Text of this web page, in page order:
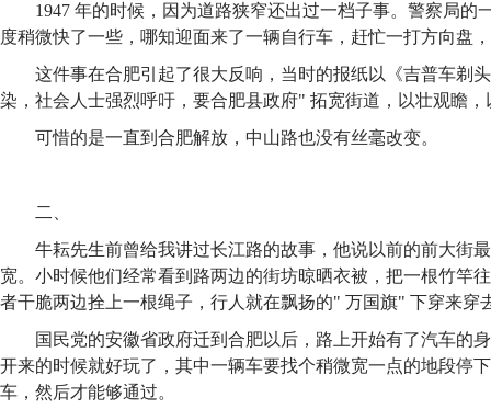
1947 年的时候，因为道路狭窄还出过一档子事。警察局的
度稍微快了一些，哪知迎面来了一辆自行车，赶忙一打方向盘
这件事在合肥引起了很大反响，当时的报纸以《吉普车剃
染，社会人士强烈呼吁，要合肥县政府" 拓宽街道，以壮观瞻
可惜的是一直到合肥解放，中山路也没有丝毫改变。
二、
牛耘先生前曾给我讲过长江路的故事，他说以前的前大街
宽。小时候他们经常看到路两边的街坊晾晒衣被，把一根竹竿
者干脆两边拴上一根绳子，行人就在飘扬的" 万国旗" 下穿来穿
国民党的安徽省政府迁到合肥以后，路上开始有了汽车的
开来的时候就好玩了，其中一辆车要找个稍微宽一点的地段停
车，然后才能够通过。